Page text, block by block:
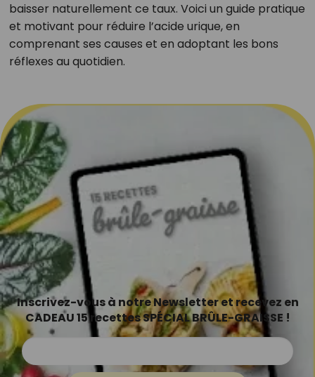
baisser naturellement ce taux. Voici un guide pratique
et motivant pour réduire l’acide urique, en
comprenant ses causes et en adoptant les bons
réflexes au quotidien.
Inscrivez-vous à notre Newsletter et recevez en
CADEAU 15 recettes SPÉCIAL BRÛLE-GRAISSE !